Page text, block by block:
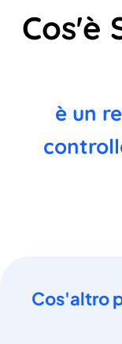
Cos'è
è un
Cos'altro